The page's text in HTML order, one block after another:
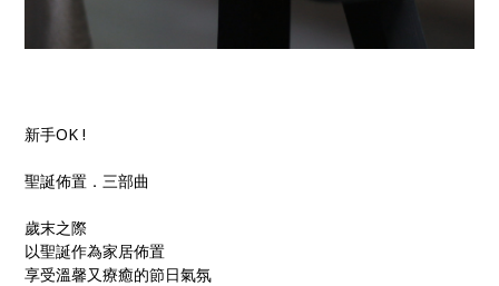
新手OK !
聖誕佈置．三部曲
歲末之際
以聖誕作為家居佈置
享受溫馨又療癒的節日氣氛